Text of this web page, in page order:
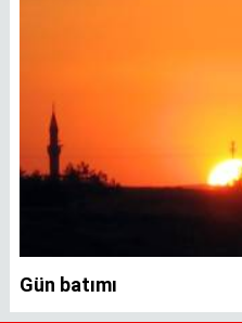
Gün batımı